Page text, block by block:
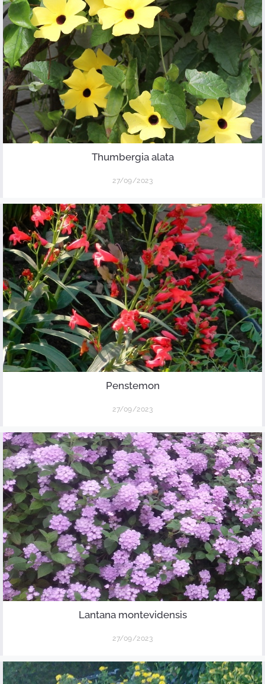
Thumbergia alata
27/09/2023
Penstemon
27/09/2023
Lantana montevidensis
27/09/2023